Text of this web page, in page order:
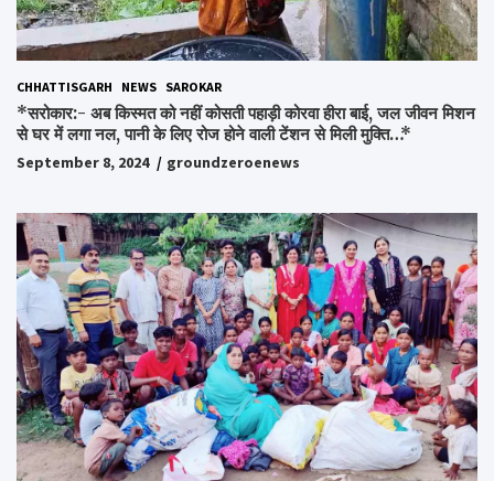
CHHATTISGARH NEWS SAROKAR
*सरोकार:- अब किस्मत को नहीं कोसती पहाड़ी कोरवा हीरा बाई, जल जीवन मिशन
से घर में लगा नल, पानी के लिए रोज होने वाली टेंशन से मिली मुक्ति…*
September 8, 2024 groundzeroenews